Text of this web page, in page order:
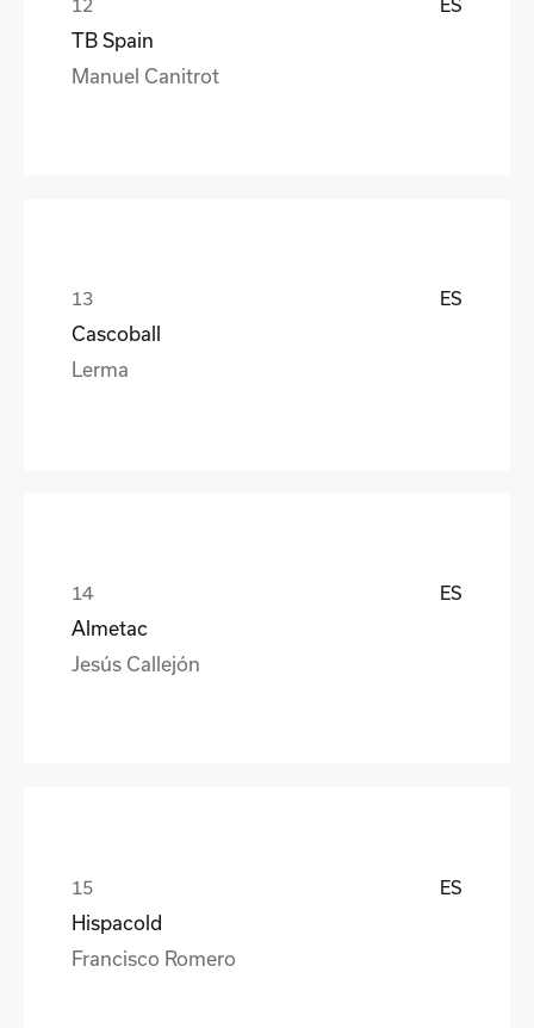
ES
TB Spain
Manuel Canitrot
ES
Cascoball
Lerma
ES
Almetac
Jesús Callejón
ES
Hispacold
Francisco Romero